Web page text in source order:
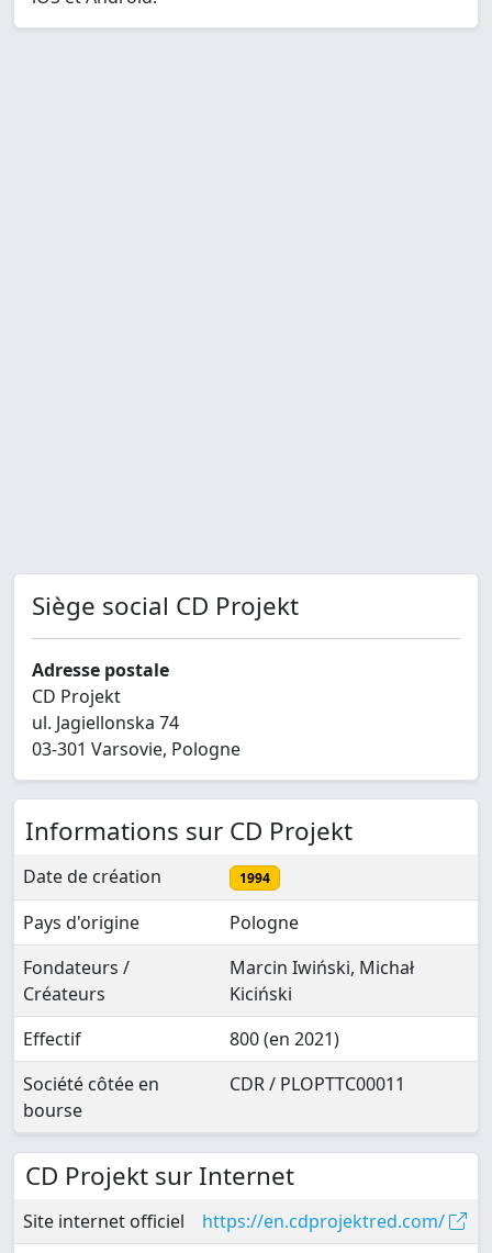
Siège social CD Projekt
Adresse postale
CD Projekt
ul. Jagiellonska 74
03-301 Varsovie, Pologne
Informations sur CD Projekt
Date de création 1994
Pays d'origine
Pologne
Fondateurs /
Créateurs
Marcin Iwiński, Michał
Kiciński
Effectif
800 (en 2021)
Société côtée en
bourse
CDR / PLOPTTC00011
CD Projekt sur Internet
Site internet officiel
https://en.cdprojektred.com/